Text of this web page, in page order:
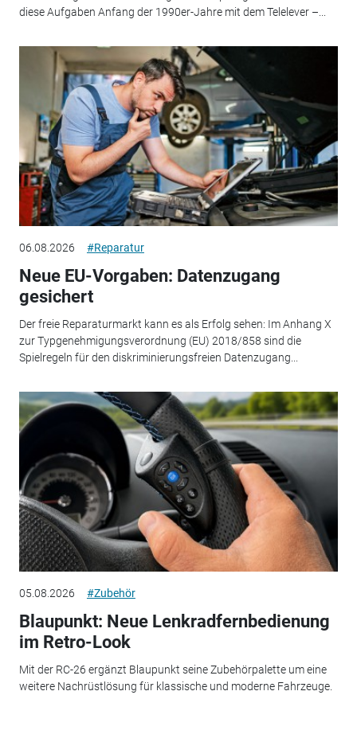
diese Aufgaben Anfang der 1990er-Jahre mit dem Telelever –...
06.08.2026 #Reparatur
Neue EU-Vorgaben: Datenzugang
gesichert
Der freie Reparaturmarkt kann es als Erfolg sehen: Im Anhang X
zur Typgenehmigungsverordnung (EU) 2018/858 sind die
Spielregeln für den diskriminierungsfreien Datenzugang...
05.08.2026 #Zubehör
Blaupunkt: Neue Lenkradfernbedienung
im Retro-Look
Mit der RC-26 ergänzt Blaupunkt seine Zubehörpalette um eine
weitere Nachrüstlösung für klassische und moderne Fahrzeuge.